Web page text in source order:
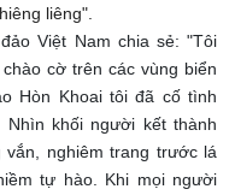
liêng".
Việt Nam chia sẻ: "Tôi
cờ trên các vùng biển
Hòn Khoai tôi đã cố tình
khối người kết thành
nghiêm trang trước lá
tự hào. Khi mọi người